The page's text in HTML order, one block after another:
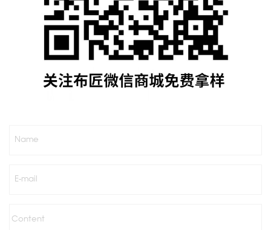
Name
E-mail
Content